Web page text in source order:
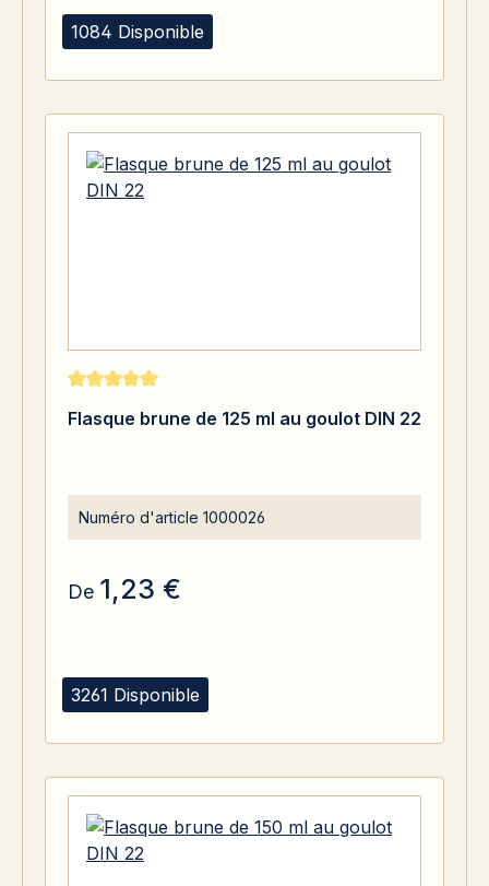
1084 Disponible
3261 Disponible
Flasque brune de 125 ml au goulot DIN 22
Numéro d'article 1000026
De 1,23 €